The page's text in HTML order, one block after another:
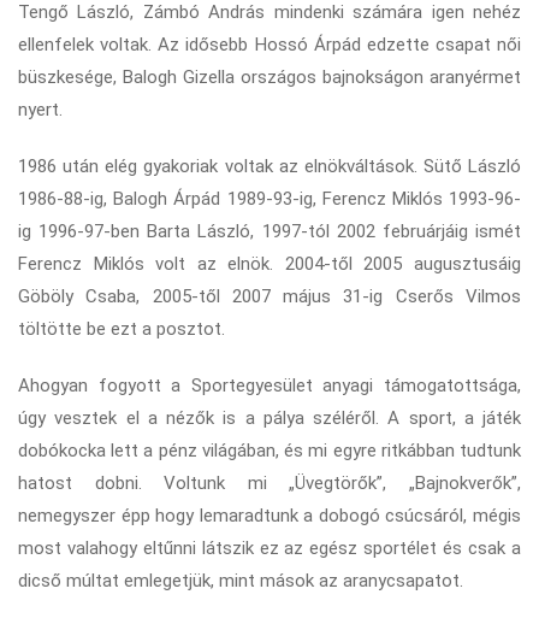
Tengő László, Zámbó András mindenki számára igen nehéz
ellenfelek voltak. Az idősebb Hossó Árpád edzette csapat női
büszkesége, Balogh Gizella országos bajnokságon aranyérmet
nyert.
1986 után elég gyakoriak voltak az elnökváltások. Sütő László
1986-88-ig, Balogh Árpád 1989-93-ig, Ferencz Miklós 1993-96-
ig 1996-97-ben Barta László, 1997-tól 2002 februárjáig ismét
Ferencz Miklós volt az elnök. 2004-től 2005 augusztusáig
Göböly Csaba, 2005-től 2007 május 31-ig Cserős Vilmos
töltötte be ezt a posztot.
Ahogyan fogyott a Sportegyesület anyagi támogatottsága,
úgy vesztek el a nézők is a pálya széléről. A sport, a játék
dobókocka lett a pénz világában, és mi egyre ritkábban tudtunk
hatost dobni. Voltunk mi „Üvegtörők”, „Bajnokverők”,
nemegyszer épp hogy lemaradtunk a dobogó csúcsáról, mégis
most valahogy eltűnni látszik ez az egész sportélet és csak a
dicső múltat emlegetjük, mint mások az aranycsapatot.